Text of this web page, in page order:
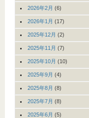
2026年2月 (6)
2026年1月 (17)
2025年12月 (2)
2025年11月 (7)
2025年10月 (10)
2025年9月 (4)
2025年8月 (8)
2025年7月 (8)
2025年6月 (5)